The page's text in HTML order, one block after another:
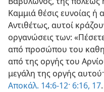
Καμμιά θέσις ευνοίας ή
Αντιθέτως, αυτοί
οργανώσεις των:
από προσώπου του
από της οργής του
μεγάλη της οργής
Αποκάλ. 14:6-12· 6:16, 17.